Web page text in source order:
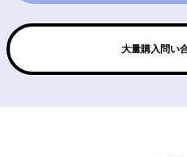
大量購入問い